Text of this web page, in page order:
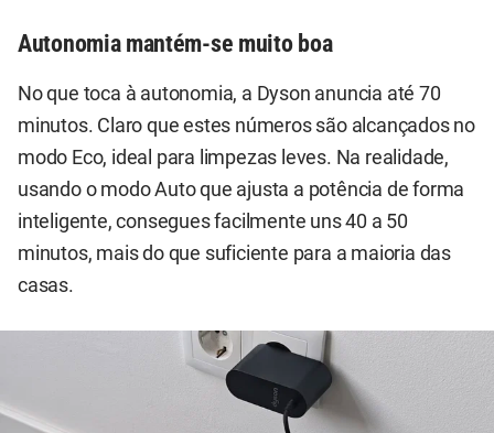
Autonomia mantém-se muito boa
No que toca à autonomia, a Dyson anuncia até 70
minutos. Claro que estes números são alcançados no
modo Eco, ideal para limpezas leves. Na realidade,
usando o modo Auto que ajusta a potência de forma
inteligente, consegues facilmente uns 40 a 50
minutos, mais do que suficiente para a maioria das
casas.